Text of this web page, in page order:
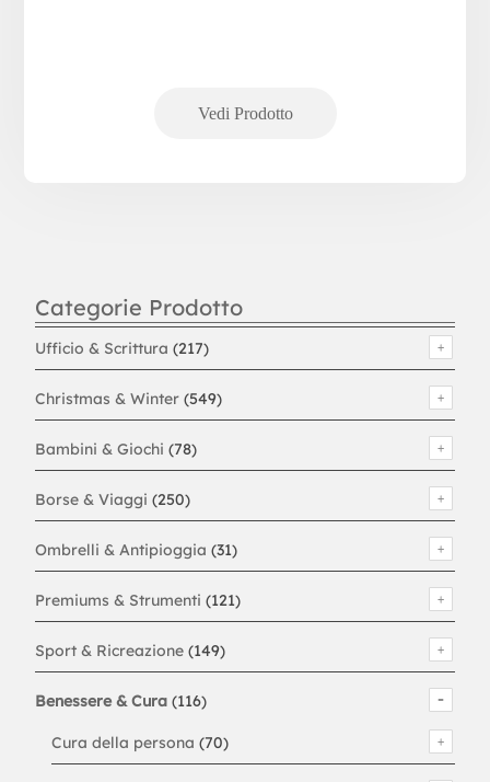
Categorie Prodotto
Ufficio & Scrittura (217)
Christmas & Winter (549)
Bambini & Giochi (78)
Borse & Viaggi (250)
Ombrelli & Antipioggia (31)
Premiums & Strumenti (121)
Sport & Ricreazione (149)
Benessere & Cura (116)
Cura della persona (70)